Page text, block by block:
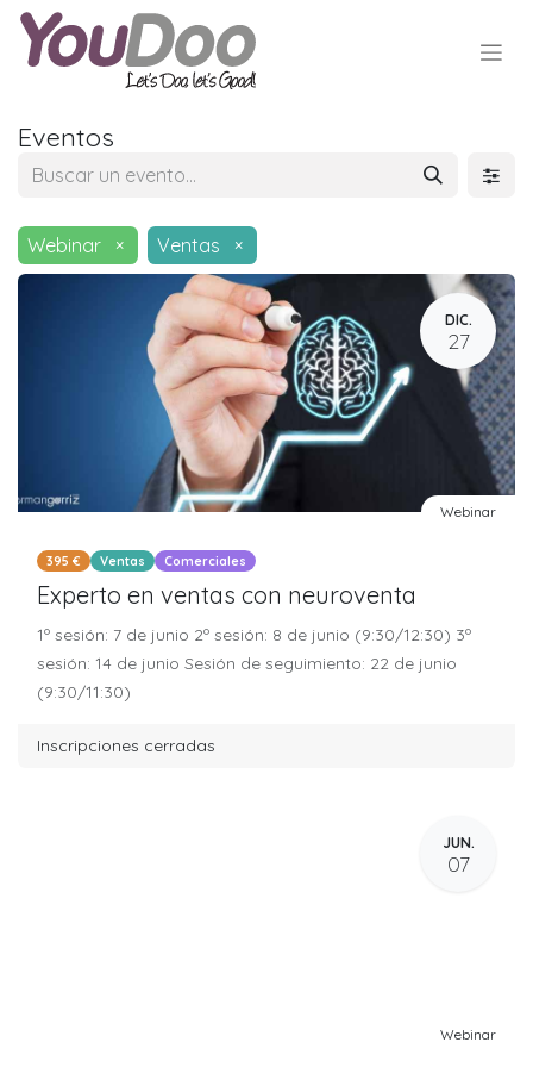
Eventos
Webinar × Ventas ×
DIC.
27
Webinar
395 € Ventas Comerciales
Experto en ventas con neuroventa
1º sesión: 7 de junio 2º sesión: 8 de junio (9:30/12:30) 3º
sesión: 14 de junio Sesión de seguimiento: 22 de junio
(9:30/11:30)
Inscripciones cerradas
JUN.
07
Webinar